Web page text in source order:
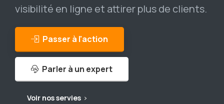
visibilité en ligne et attirer plus de clients.
Passer à l'action
Parler à un expert
Voir nos servies